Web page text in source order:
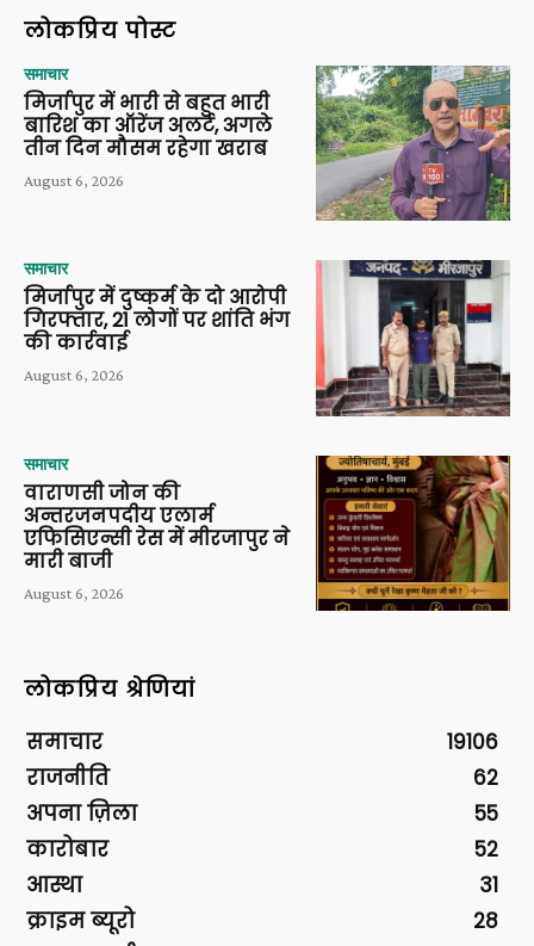
लोकप्रिय पोस्ट
समाचार
मिर्जापुर में भारी से बहुत भारी
बारिश का ऑरेंज अलर्ट, अगले
तीन दिन मौसम रहेगा खराब
August 6, 2026
समाचार
मिर्जापुर में दुष्कर्म के दो आरोपी
गिरफ्तार, 21 लोगों पर शांति भंग
की कार्रवाई
August 6, 2026
समाचार
वाराणसी जोन की
अन्तरजनपदीय एलार्म
एफिसिएन्सी रेस में मीरजापुर ने
मारी बाजी
August 6, 2026
लोकप्रिय श्रेणियां
समाचार
19106
राजनीति
62
अपना ज़िला
55
कारोबार
52
आस्था
31
क्राइम ब्यूरो
28